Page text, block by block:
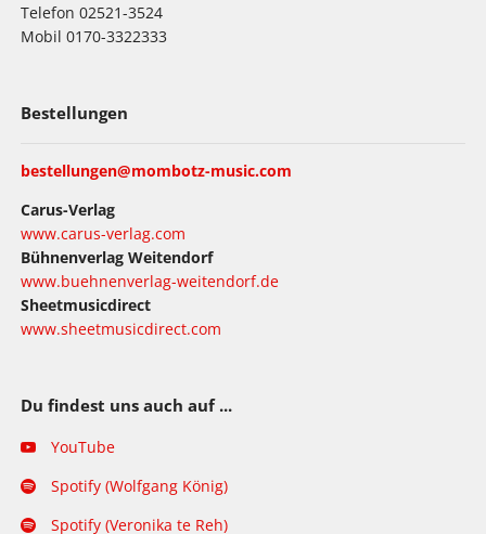
Telefon 02521-3524
Mobil 0170-3322333
Bestellungen
bestellungen@mombotz-music.com
Carus-Verlag
www.carus-verlag.com
Bühnenverlag Weitendorf
www.buehnenverlag-weitendorf.de
Sheetmusicdirect
www.sheetmusicdirect.com
Du findest uns auch auf ...
YouTube
Spotify (Wolfgang König)
Spotify (Veronika te Reh)